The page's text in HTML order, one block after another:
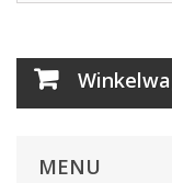
MENU